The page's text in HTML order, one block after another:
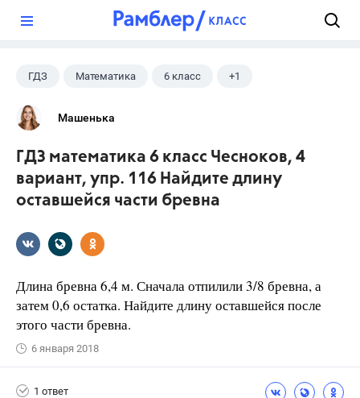
ГДЗ Математика 6 класс +1
Чесноков А.С.
Машенька
ГДЗ математика 6 класс Чесноков, 4
вариант, упр. 116 Найдите длину
оставшейся части бревна
Длина бревна 6,4 м. Сначала отпилили 3/8 бревна, а
затем 0,6 остатка. Найдите длину оставшейся после
этого части бревна.
6 января 2018
1 ответ